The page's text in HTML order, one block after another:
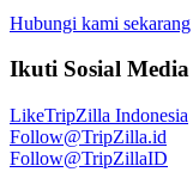
Hubungi kami sekarang
Ikuti Sosial
LikeTripZilla Indonesia
Follow@TripZilla.id
Follow@TripZillaID